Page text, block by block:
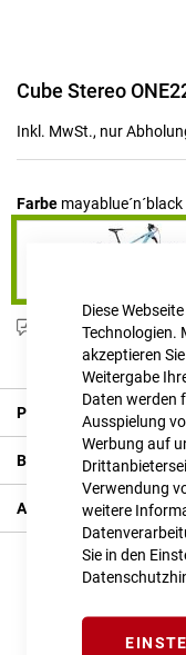
Diese
Technologien.
akzeptieren
Weitergabe
Daten werden
Ausspielung
Werbung auf
Verwendung
weitere
Sie in den
Zum
der
Cube Stereo
Inkl. MwSt., nur
Farbe mayablue´n´black
Produktanfrage stellen
Produkt Details
Bewertungen
Angaben zur